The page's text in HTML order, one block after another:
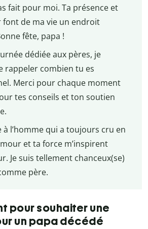
fait pour moi. Ta présence et
de ma vie un endroit
fête, papa !
dédiée aux pères, je
rappeler combien tu es
Merci pour chaque moment
tes conseils et ton soutien
à l’homme qui a toujours cru en
et ta force m’inspirent
Je suis tellement chanceux(se)
père.
pour souhaiter une
un papa décédé